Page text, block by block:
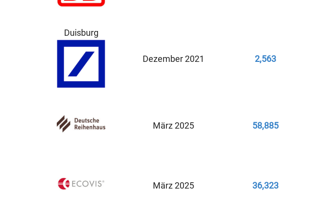
Duisburg
Dezember 2021 2,563
März 2025 58,885
März 2025 36,323